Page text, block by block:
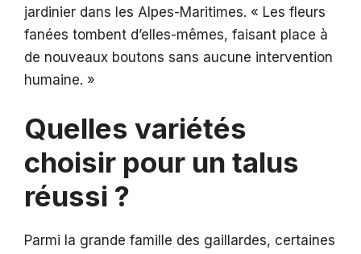
jardinier dans les Alpes-Maritimes. « Les fleurs
fanées tombent d’elles-mêmes, faisant place à
de nouveaux boutons sans aucune intervention
humaine. »
Quelles variétés
choisir pour un talus
réussi ?
Parmi la grande famille des gaillardes, certaines